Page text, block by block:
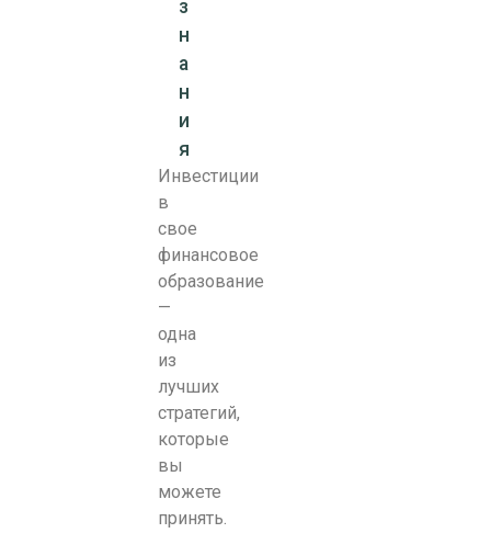
з
н
а
н
и
я
Инвестиции
в
свое
финансовое
образование
—
одна
из
лучших
стратегий,
которые
вы
можете
принять.